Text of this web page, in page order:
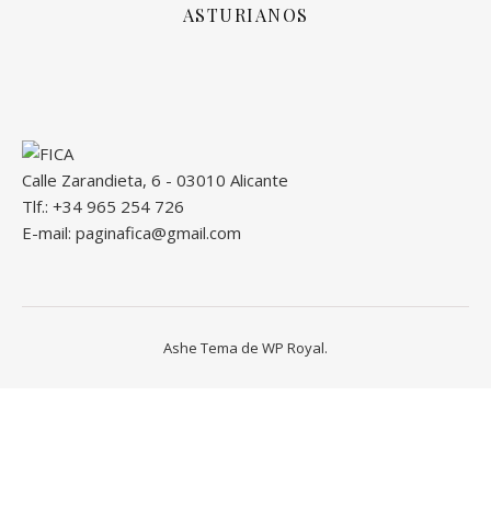
ASTURIANOS
Calle Zarandieta, 6 - 03010 Alicante
Tlf.: +34 965 254 726
E-mail: paginafica@gmail.com
Ashe Tema de WP Royal.